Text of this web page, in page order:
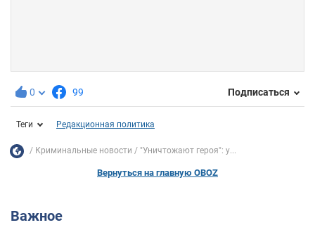
0 99 Подписаться
Теги Редакционная политика
Криминальные новости "Уничтожают героя": у...
Вернуться на главную OBOZ
Важное